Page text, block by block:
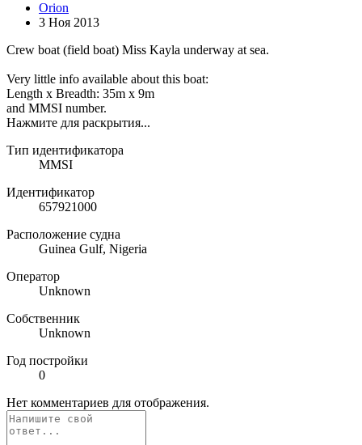
Orion
3 Ноя 2013
Crew boat (field boat) Miss Kayla underway at sea.
Very little info available about this boat:
Length x Breadth: 35m x 9m
and MMSI number.
Нажмите для раскрытия...
Тип идентификатора
MMSI
Идентификатор
657921000
Расположение судна
Guinea Gulf, Nigeria
Оператор
Unknown
Собственник
Unknown
Год постройки
0
Нет комментариев для отображения.